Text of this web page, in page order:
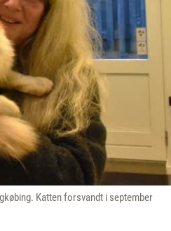
Katten forsvandt i september